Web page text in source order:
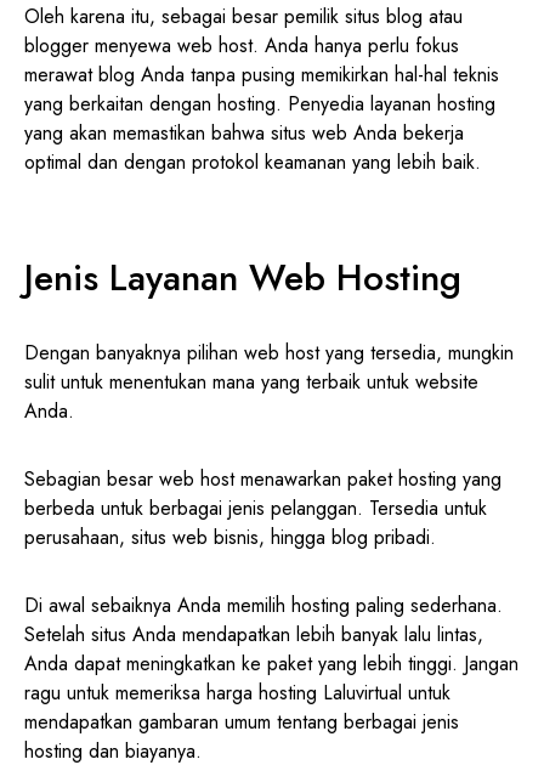
Oleh karena itu, sebagai besar pemilik situs blog atau
blogger menyewa web host. Anda hanya perlu fokus
merawat blog Anda tanpa pusing memikirkan hal-hal teknis
yang berkaitan dengan hosting. Penyedia layanan hosting
yang akan memastikan bahwa situs web Anda bekerja
optimal dan dengan protokol keamanan yang lebih baik.
Jenis Layanan Web Hosting
Dengan banyaknya pilihan web host yang tersedia, mungkin
sulit untuk menentukan mana yang terbaik untuk website
Anda.
Sebagian besar web host menawarkan paket hosting yang
berbeda untuk berbagai jenis pelanggan. Tersedia untuk
perusahaan, situs web bisnis, hingga blog pribadi.
Di awal sebaiknya Anda memilih hosting paling sederhana.
Setelah situs Anda mendapatkan lebih banyak lalu lintas,
Anda dapat meningkatkan ke paket yang lebih tinggi. Jangan
ragu untuk memeriksa harga hosting Laluvirtual untuk
mendapatkan gambaran umum tentang berbagai jenis
hosting dan biayanya.